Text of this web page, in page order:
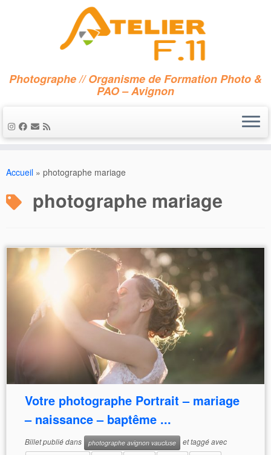
au
Photographe // Organisme de Formation Photo &
PAO – Avignon
Accueil » photographe mariage
photographe mariage
Votre photographe Portrait – mariage
– naissance – baptême ...
Billet publié dans photographe avignon vaucluse et taggé avec